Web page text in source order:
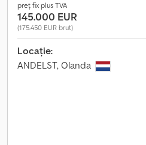
preț fix plus TVA
145.000 EUR
(175.450 EUR brut)
Locație:
ANDELST, Olanda